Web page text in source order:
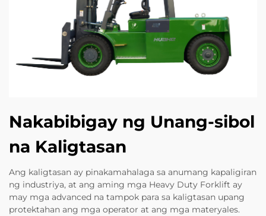
Nakabibigay ng Unang-sibol
na Kaligtasan
Ang kaligtasan ay pinakamahalaga sa anumang kapaligiran
ng industriya, at ang aming mga Heavy Duty Forklift ay
may mga advanced na tampok para sa kaligtasan upang
protektahan ang mga operator at ang mga materyales.